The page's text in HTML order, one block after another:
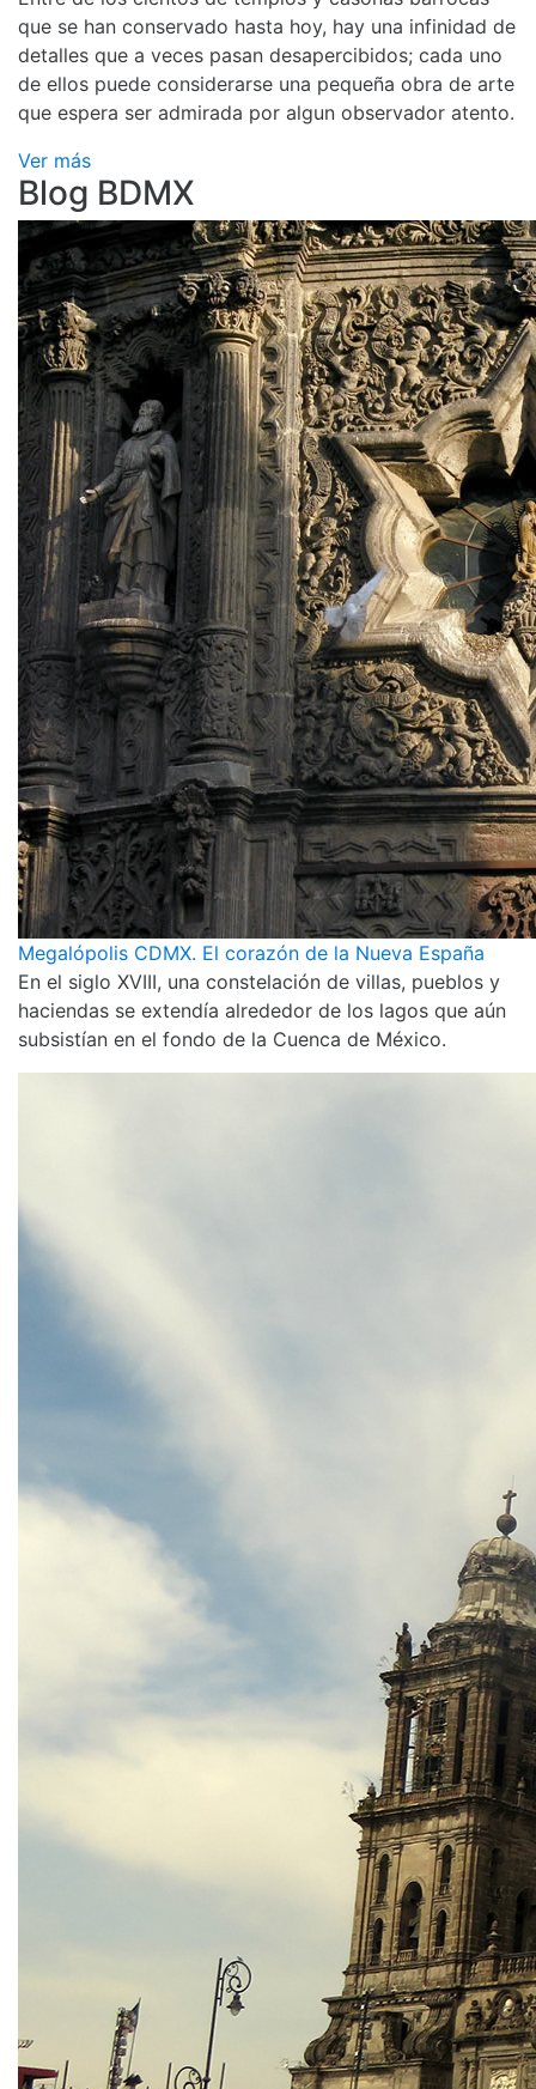
que se han conservado hasta hoy, hay una infinidad de
detalles que a veces pasan desapercibidos; cada uno
de ellos puede considerarse una pequeña obra de arte
que espera ser admirada por algun observador atento.
Ver más
Blog BDMX
Megalópolis CDMX. El corazón de la Nueva España
En el siglo XVIII, una constelación de villas, pueblos y
haciendas se extendía alrededor de los lagos que aún
subsistían en el fondo de la Cuenca de México.